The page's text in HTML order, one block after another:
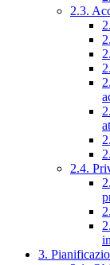
2.3.
2.4.
3.